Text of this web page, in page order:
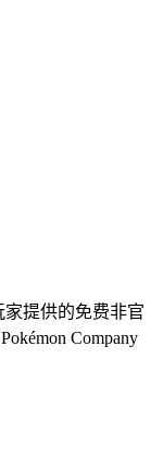
家提供的免费非官
Company